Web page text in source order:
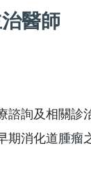
醫師
諮詢及相關
消化道腫瘤